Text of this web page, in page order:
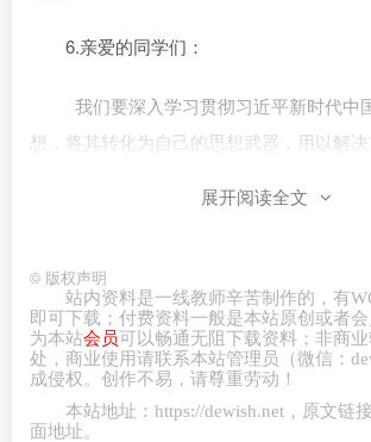
6.亲爱的同学们：
我们要深入学习贯彻习近平新时代中
想，将其转化为自己的思想武器，用以解
质生产力，为我们树立了榜样。我们要积极
真学习和理解这一思想的主要内容和科学
的世界观、方法论和贯穿其中的立场观点
思想武器。让我们一起努力，为实现中华
国梦贡献自己的力量!
展开阅读全文
© 版权声明
站内资料是一线教师辛苦制作的，有
即可下载；付费资料一般是本站原创或者
为本站会员可以畅通无阻下载资料；非商
处，商业使用请联系本站管理员（微信：
成侵权。创作不易，请尊重劳动！
本站地址： https://dewish.net ，原文链
面地址。